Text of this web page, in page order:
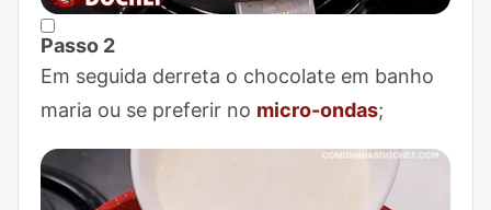
Passo 2
Marcar Passo 2 como concluído
Em seguida derreta o chocolate em banho
maria ou se preferir no micro-ondas;